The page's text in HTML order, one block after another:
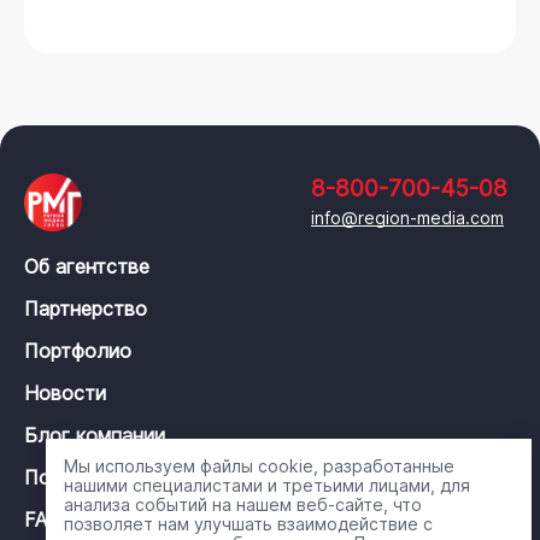
8-800-700-45-08
info@region-media.com
Об агентстве
Партнерство
Портфолио
Новости
Блог компании
Политика конфиденциальности
FAQ
Мы используем файлы cookie, разработанные
нашими специалистами и третьими лицами, для
анализа событий на нашем веб-сайте, что
позволяет нам улучшать взаимодействие с